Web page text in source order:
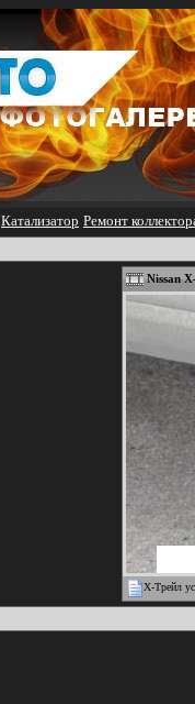
Катализатор Ремонт
Nissan
Х-Трейл